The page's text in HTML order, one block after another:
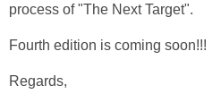
process of "The Next Target".
Fourth edition is coming soon!!!
Regards,